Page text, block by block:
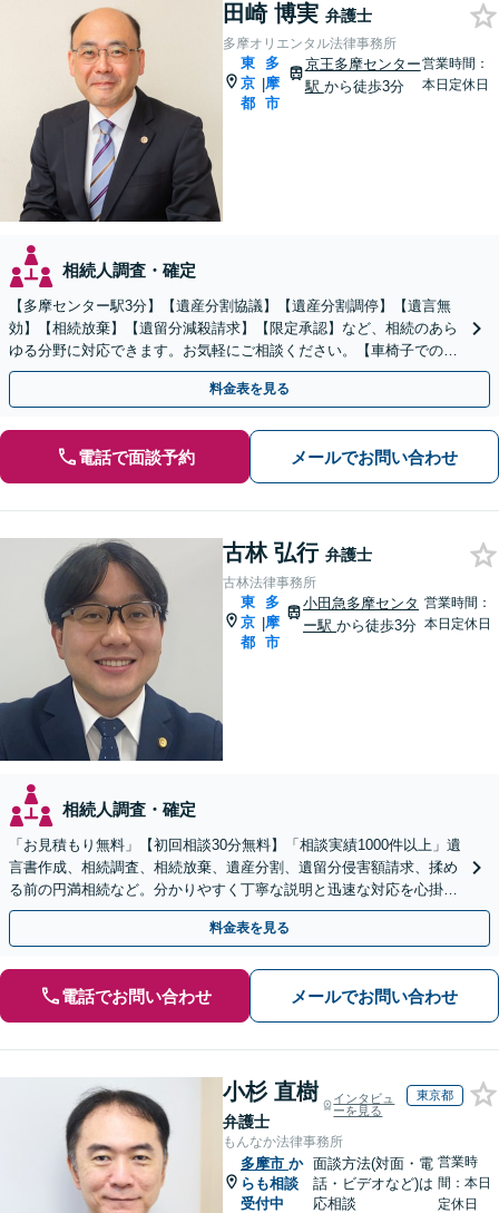
田崎 博実 弁護士
多摩オリエンタル法律事務所
東
京
都
|
多
摩
市
京王多摩センター
駅 から徒歩3分
営業時間：
本日定休日
相続人調査・確定
【多摩センター駅3分】【遺産分割協議】【遺産分割調停】【遺言無
効】【相続放棄】【遺留分減殺請求】【限定承認】など、相続のあら
ゆる分野に対応できます。お気軽にご相談ください。【車椅子での来
所可能】
料金表を見る
電話で面談予約 メールでお問い合わせ
古林 弘行 弁護士
古林法律事務所
東
京
都
|
多
摩
市
小田急多摩センタ
ー駅から徒歩3分
営業時間：
本日定休日
相続人調査・確定
「お見積もり無料」【初回相談30分無料】「相談実績1000件以上」遺
言書作成、相続調査、相続放棄、遺産分割、遺留分侵害額請求、揉め
る前の円満相続など。分かりやすく丁寧な説明と迅速な対応を心掛
け、解決に向け尽力します【平日夜間・休日面談可】
料金表を見る
電話でお問い合わせ メールでお問い合わせ
小杉 直樹
弁護士
インタビュ
ーを見る
東京都
もんなか法律事務所
多摩市 か
らも相談
受付中
面談方法(対面・電
話・ビデオなど)は
応相談
営業時
間：本日
定休日